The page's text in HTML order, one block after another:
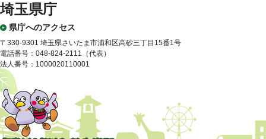
埼玉県庁
県庁へのアクセス
〒330-9301 埼玉県さいたま市浦和区高砂三丁目15番1号
電話番号：048-824-2111（代表）
法人番号：1000020110001